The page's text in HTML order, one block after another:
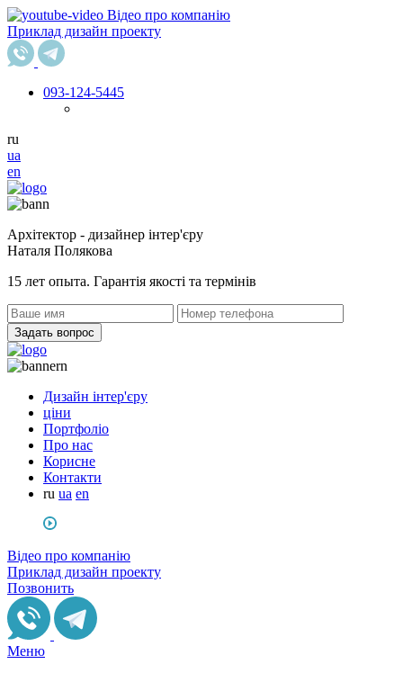
Відео про компанію
Приклад дизайн проекту
093-124-5445
ru
ua
en
Архітектор - дизайнер інтер'єру
Наталя Полякова
15 лет опыта. Гарантія якості та термінів
Задать вопрос
Дизайн інтер'єру
ціни
Портфоліо
Про нас
Корисне
Контакти
ru ua en
Відео про компанію
Приклад дизайн проекту
Позвонить
Меню